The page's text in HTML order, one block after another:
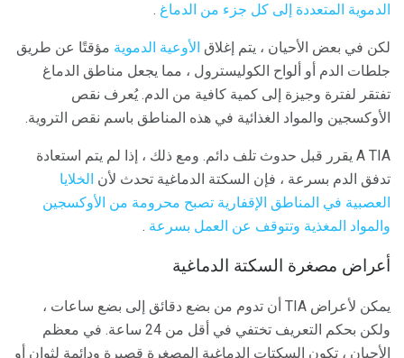
الدموية المتعددة إلى كل جزء من الدماغ .
لكن في بعض الأحيان ، يتم إغلاق الأوعية الدموية مؤقتًا عن طريق
جلطات الدم أو ألواح الكوليسترول ، مما يجعل مناطق الدماغ
تفتقر لفترة وجيزة إلى كمية كافية من الدم. يُعرف نقص
الأوكسجين والمواد الغذائية في هذه المناطق باسم نقص التروية.
A TIA يقرر قبل حدوث تلف دائم. ومع ذلك ، إذا لم يتم استعادة
تدفق الدم بسرعة ، فإن السكتة الدماغية تحدث لأن الخلايا
العصبية في المناطق الإقفارية تصبح محرومة من الأوكسجين
والمواد المغذية وتتوقف عن العمل بسرعة .
أعراض مصغرة السكتة الدماغية
يمكن لأعراض TIA أن تدوم من بضع دقائق إلى بضع ساعات ،
ولكن بحكم التعريف تختفي في أقل من 24 ساعة. في معظم
الأحيان ، تكون السكتات الدماغية المصغرة قصيرة ودائمة لثوانٍ أو